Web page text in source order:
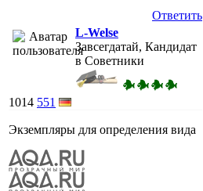
Ответить
L-Welse
Завсегдатай, Кандидат
в Советники
1014 551
Экземпляры для определения вида